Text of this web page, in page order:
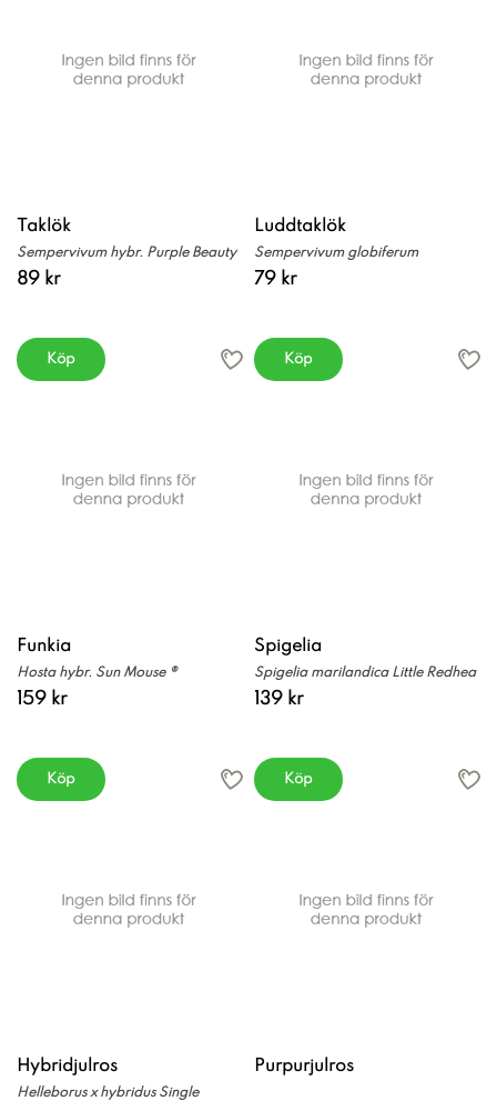
Taklök
Sempervivum hybr. Purple Beauty
89 kr
Köp
Luddtaklök
Sempervivum globiferum
79 kr
Köp
Funkia
Hosta hybr. Sun Mouse ®
159 kr
Köp
Spigelia
Spigelia marilandica Little Redhea
139 kr
Köp
Hybridjulros
Helleborus x hybridus Single
Purpurjulros